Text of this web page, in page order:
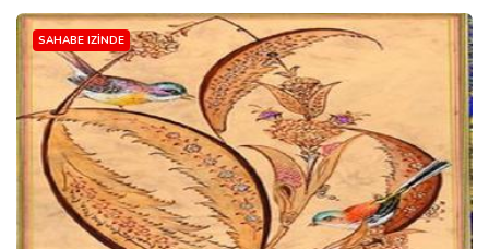
SAHABE IZINDE